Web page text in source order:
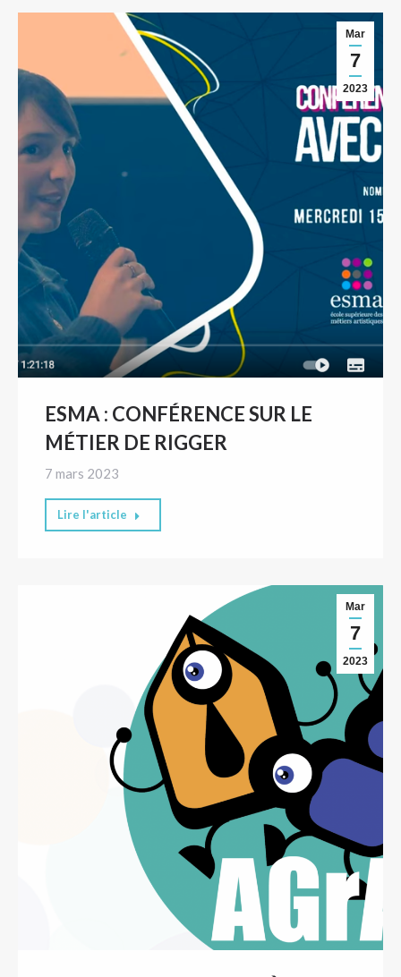
Mar
7
2023
ESMA : CONFÉRENCE SUR LE
MÉTIER DE RIGGER
7 mars 2023
Lire l'article
Mar
7
2023